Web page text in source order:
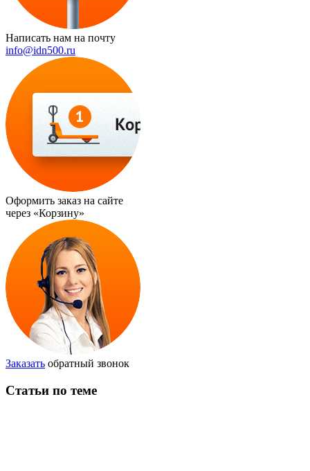
Написать нам на почту
info@idn500.ru
Оформить заказ на сайте
через «Корзину»
Заказать обратный звонок
Статьи по теме